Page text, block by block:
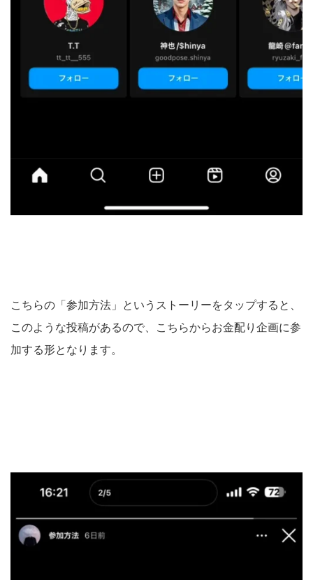
こちらの「参加方法」というストーリーをタップすると、
このような投稿があるので、こちらからお金配り企画に参
加する形となります。